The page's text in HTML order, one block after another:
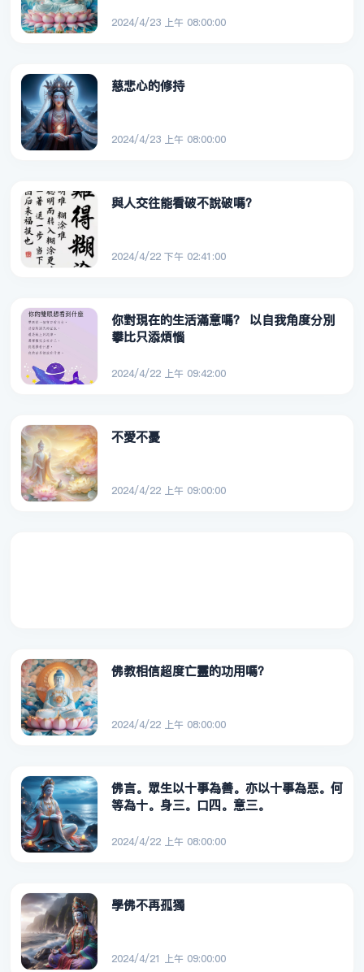
2024/4/23 上午 08:00:00
慈悲心的修持
2024/4/23 上午 08:00:00
與人交往能看破不說破嗎？
2024/4/22 下午 02:41:00
你對現在的生活滿意嗎？ 以自我角度分別
攀比只添煩惱
2024/4/22 上午 09:42:00
不愛不憂
2024/4/22 上午 09:00:00
佛教相信超度亡靈的功用嗎？
2024/4/22 上午 08:00:00
佛言。眾生以十事為善。亦以十事為惡。何
等為十。身三。口四。意三。
2024/4/22 上午 08:00:00
學佛不再孤獨
2024/4/21 上午 09:00:00